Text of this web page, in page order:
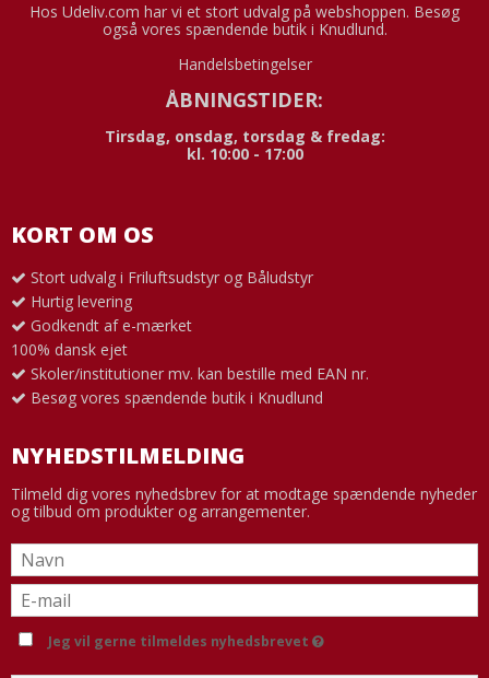
Hos Udeliv.com har vi et stort udvalg på webshoppen. Besøg
også vores spændende butik i Knudlund.
Handelsbetingelser
ÅBNINGSTIDER:
Tirsdag, onsdag, torsdag & fredag:
kl. 10:00 - 17:00
KORT OM OS
Stort udvalg i Friluftsudstyr og Båludstyr
Hurtig levering
Godkendt af e-mærket
100% dansk ejet
Skoler/institutioner mv. kan bestille med EAN nr.
Besøg vores spændende butik i Knudlund
NYHEDSTILMELDING
Tilmeld dig vores nyhedsbrev for at modtage spændende nyheder
og tilbud om produkter og arrangementer.
Jeg vil gerne tilmeldes nyhedsbrevet